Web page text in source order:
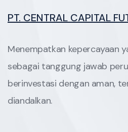
PT. CENTRAL CAPITAL
Menempatkan kepercayaan
sebagai tanggung jawab
berinvestasi dengan aman,
diandalkan.